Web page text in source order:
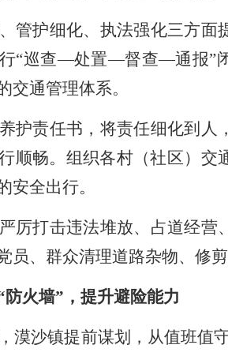
管护细化、执法强化三方
“巡查—处置—督查—通报”
交通管理体系。
护责任书，将责任细化到
顺畅。组织各村（社区）
安全出行。
厉打击违法堆放、占道经
员、群众清理道路杂物、修
防火墙”，提升避险能力
漠沙镇提前谋划，从值班值